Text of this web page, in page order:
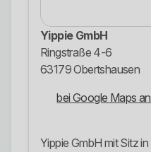
Yippie GmbH
Ringstraße 4-6
63179 Obertshausen
bei Google Maps
Yippie GmbH mit Sitz